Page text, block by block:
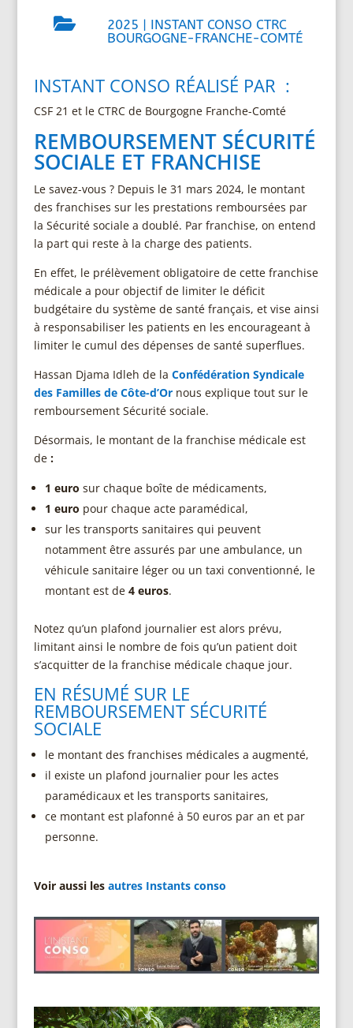
 2025 | INSTANT CONSO CTRC
BOURGOGNE-FRANCHE-COMTÉ
INSTANT CONSO RÉALISÉ PAR :
CSF 21 et le CTRC de Bourgogne Franche-Comté
REMBOURSEMENT SÉCURITÉ
SOCIALE ET FRANCHISE
Le savez-vous ? Depuis le 31 mars 2024, le montant
des franchises sur les prestations remboursées par
la Sécurité sociale a doublé. Par franchise, on entend
la part qui reste à la charge des patients.
En effet, le prélèvement obligatoire de cette franchise
médicale a pour objectif de limiter le déficit
budgétaire du système de santé français, et vise ainsi
à responsabiliser les patients en les encourageant à
limiter le cumul des dépenses de santé superflues.
Hassan Djama Idleh de la Confédération Syndicale
des Familles de Côte-d’Ornous explique tout sur le
remboursement Sécurité sociale.
Désormais, le montant de la franchise médicale est
de :
1 euro sur chaque boîte de médicaments,
1 euro pour chaque acte paramédical,
sur les transports sanitaires qui peuvent
notamment être assurés par une ambulance, un
véhicule sanitaire léger ou un taxi conventionné, le
montant est de 4 euros.
Notez qu’un plafond journalier est alors prévu,
limitant ainsi le nombre de fois qu’un patient doit
s’acquitter de la franchise médicale chaque jour.
EN RÉSUMÉ SUR LE
REMBOURSEMENT SÉCURITÉ
SOCIALE
le montant des franchises médicales a augmenté,
il existe un plafond journalier pour les actes
paramédicaux et les transports sanitaires,
ce montant est plafonné à 50 euros par an et par
personne.
Voir aussi les autres Instants conso